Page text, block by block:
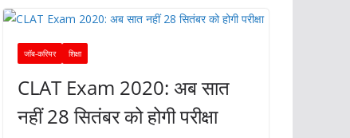
जॉब-करियर शिक्षा
CLAT Exam 2020: अब सात
नहीं 28 सितंबर को होगी परीक्षा